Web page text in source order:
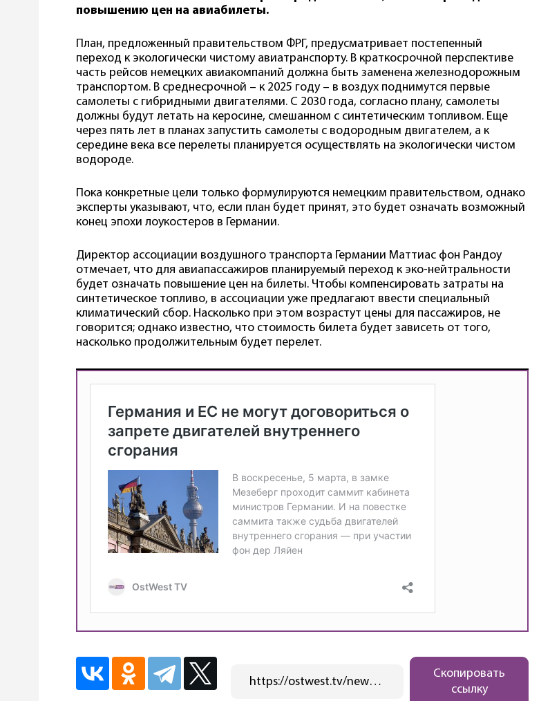
повышению цен на авиабилеты.
План, предложенный правительством ФРГ, предусматривает постепенный
переход к экологически чистому авиатранспорту. В краткосрочной перспективе
часть рейсов немецких авиакомпаний должна быть заменена железнодорожным
транспортом. В среднесрочной – к 2025 году – в воздух поднимутся первые
самолеты с гибридными двигателями. С 2030 года, согласно плану, самолеты
должны будут летать на керосине, смешанном с синтетическим топливом. Еще
через пять лет в планах запустить самолеты с водородным двигателем, а к
середине века все перелеты планируется осуществлять на экологически чистом
водороде.
Пока конкретные цели только формулируются немецким правительством, однако
эксперты указывают, что, если план будет принят, это будет означать возможный
конец эпохи лоукостеров в Германии.
Директор ассоциации воздушного транспорта Германии Маттиас фон Рандоу
отмечает, что для авиапассажиров планируемый переход к эко-нейтральности
будет означать повышение цен на билеты. Чтобы компенсировать затраты на
синтетическое топливо, в ассоциации уже предлагают ввести специальный
климатический сбор. Насколько при этом возрастут цены для пассажиров, не
говорится; однако известно, что стоимость билета будет зависеть от того,
насколько продолжительным будет перелет.
https://ostwest.tv/news/nemeckie-aviakompanii-otkazhutsya-ot-iskopaemogo-topliva/
Скопировать
ссылку